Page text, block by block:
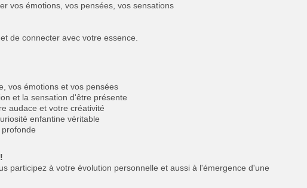
vos émotions, vos pensées, vos sensations
de connecter avec votre essence.
vos émotions et vos pensées
et la sensation d'être présente
audace et votre créativité
enfantine véritable
participez à votre évolution personnelle et aussi à l'émergence d'une